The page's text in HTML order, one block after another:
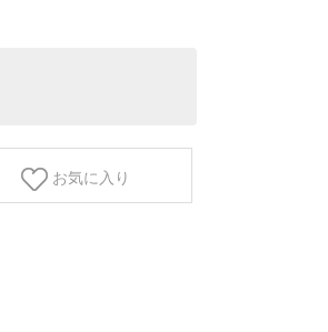
お気に入り